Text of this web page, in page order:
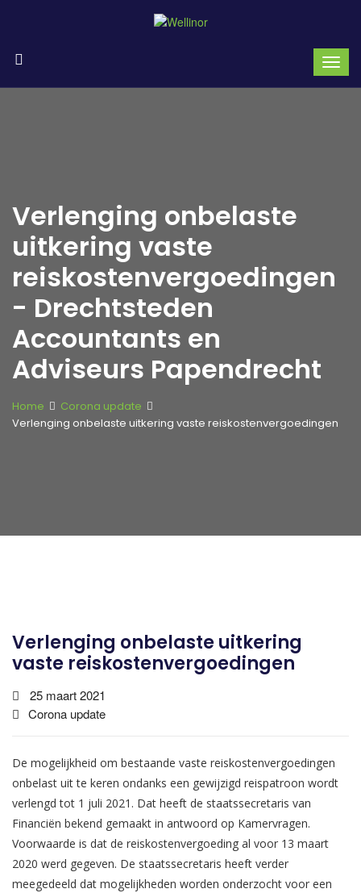
Verlenging onbelaste
uitkering vaste
reiskostenvergoedingen
- Drechtsteden
Accountants en
Adviseurs Papendrecht
Home
Corona update
Verlenging onbelaste uitkering vaste reiskostenvergoedingen
Verlenging onbelaste uitkering
vaste reiskostenvergoedingen
25 maart 2021
Corona update
De mogelijkheid om bestaande vaste reiskostenvergoedingen
onbelast uit te keren ondanks een gewijzigd reispatroon wordt
verlengd tot 1 juli 2021. Dat heeft de staatssecretaris van
Financiën bekend gemaakt in antwoord op Kamervragen.
Voorwaarde is dat de reiskostenvergoeding al voor 13 maart
2020 werd gegeven. De staatssecretaris heeft verder
meegedeeld dat mogelijkheden worden onderzocht voor een